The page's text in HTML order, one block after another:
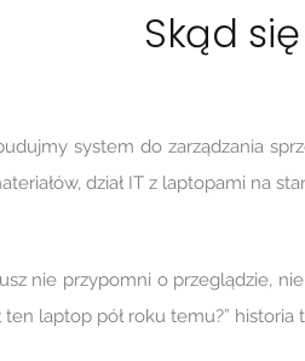
Skąd
system do zarządzania
dział IT z laptopami na
nie przypomni o przeglądzie,
laptop pół roku temu?” historia